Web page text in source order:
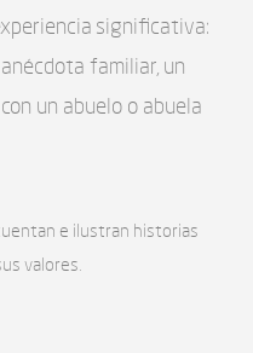
significativa:
familiar, un
un abuelo o abuela
e ilustran historias
valores.